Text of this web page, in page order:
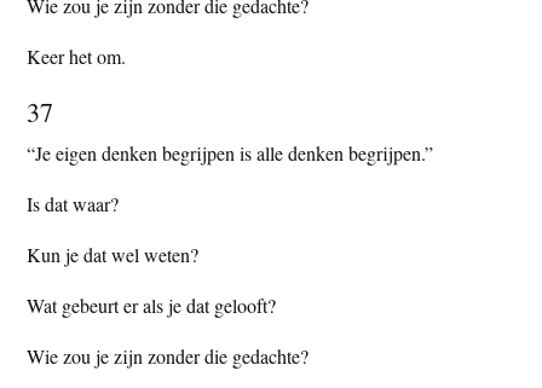
Wie zou je zijn zonder die gedachte?
Keer het om.
37
“Je eigen denken begrijpen is alle denken begrijpen.”
Is dat waar?
Kun je dat wel weten?
Wat gebeurt er als je dat gelooft?
Wie zou je zijn zonder die gedachte?